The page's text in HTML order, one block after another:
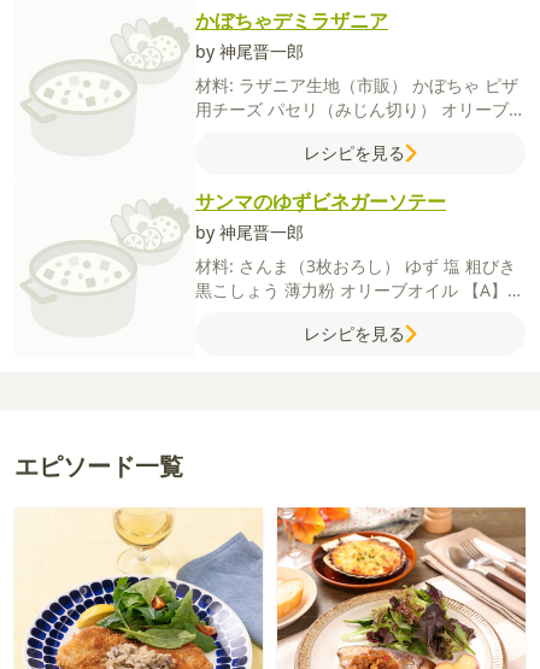
かぼちゃデミラザニア
by 神尾晋一郎
材料: ラザニア生地（市販） かぼちゃ ピザ
用チーズ パセリ（みじん切り） オリーブオ
薄力粉塩粗びき黒こしょう
粒）味噌【B】水塩
レシピを見る
サンマのゆずビネガーソテー
by 神尾晋一郎
材料: さんま（3枚おろし） ゆず 塩 粗びき
黒こしょう 薄力粉 オリーブオイル
【A】
ミニトマト
レシピを見る
エピソード一覧